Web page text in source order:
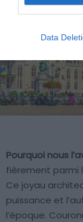
Data
Pourquoi nous
fièrement parmi
Ce joyau
puissance et
l’époque.